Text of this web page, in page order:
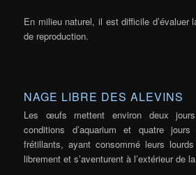
En milieu naturel, il est difficile d’évaluer
de reproduction.
NAGE LIBRE DES ALEVINS
Les œufs mettent environ deux
conditions d’aquarium et quatre
frétillants, ayant consommé leurs
librement et s’aventurent à l’extérieur de